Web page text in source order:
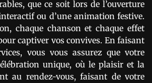
que ce soit lors de l’ouverture
ou d’une animation festive.
chaque chanson et chaque effet
captiver vos convives. En faisant
vous vous assurez que votre
unique, où le plaisir et la
au rendez-vous, faisant de votre